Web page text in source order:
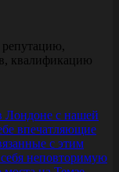
квалификацию